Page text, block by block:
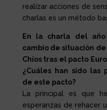
realizar acciones de
charlas es un método
En la charla del
cambio de situación
Chíos tras el pacto
¿Cuáles han sido las
de este pacto?
La principal es que
esperanzas de rehacer